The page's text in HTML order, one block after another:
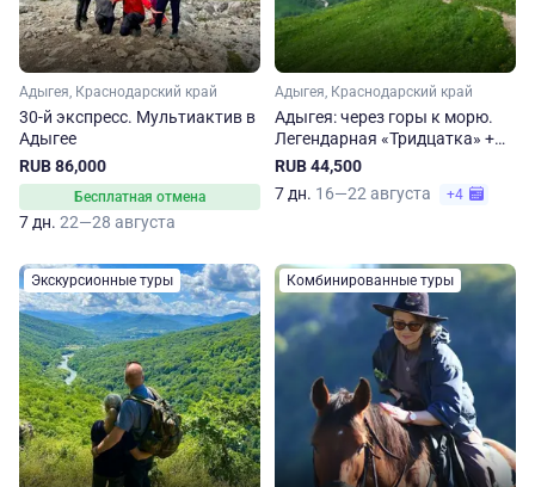
Адыгея, Краснодарский край
30-й экспресс. Мультиактив в
Адыгее
RUB 86,000
Бесплатная отмена
7 дн. 22—28 августа
Адыгея, Краснодарский край
Адыгея: через горы к морю.
Легендарная «Тридцатка» +
сплав
RUB 44,500
7 дн. 16—22 августа +4
Экскурсионные туры Комбинированные туры